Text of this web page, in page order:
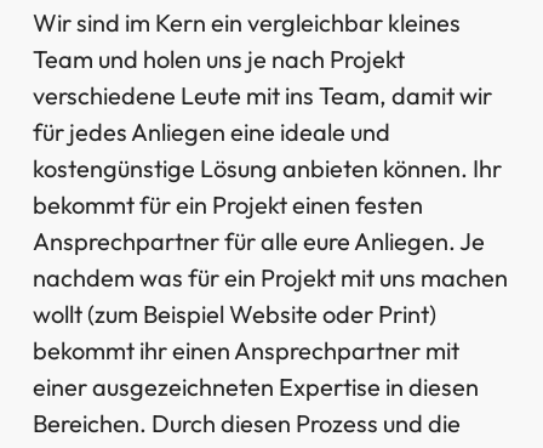
Wir sind im Kern ein vergleichbar kleines
Team und holen uns je nach Projekt
verschiedene Leute mit ins Team, damit wir
für jedes Anliegen eine ideale und
kostengünstige Lösung anbieten können. Ihr
bekommt für ein Projekt einen festen
Ansprechpartner für alle eure Anliegen. Je
nachdem was für ein Projekt mit uns machen
wollt (zum Beispiel Website oder Print)
bekommt ihr einen Ansprechpartner mit
einer ausgezeichneten Expertise in diesen
Bereichen. Durch diesen Prozess und die